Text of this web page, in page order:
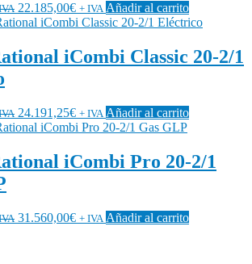
22.185,00€ + IVA Añadir al carrito
iCombi Classic 20-2/1
24.191,25€ + IVA Añadir al carrito
iCombi Pro 20-2/1
31.560,00€ + IVA Añadir al carrito